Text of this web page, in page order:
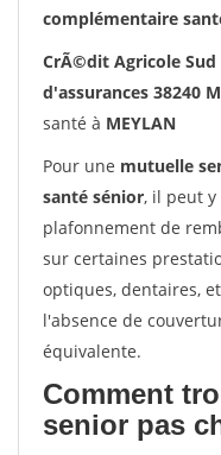
complémentaire
CrÃ©dit Agricole
d'assurances 38240
santé à MEYLAN
Pour une mutuelle
santé sénior, il peut
plafonnement de
sur certaines
optiques, dentaires,
l'absence de
équivalente.
Comment
senior pas